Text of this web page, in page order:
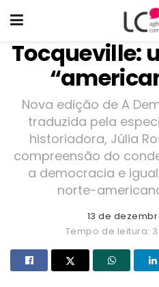
Tocqueville:
Nova edição de A
traduzida pela
historiadora, Júlia
compreensão do
a democracia e
norte-
13 de
Tempo de leitura: